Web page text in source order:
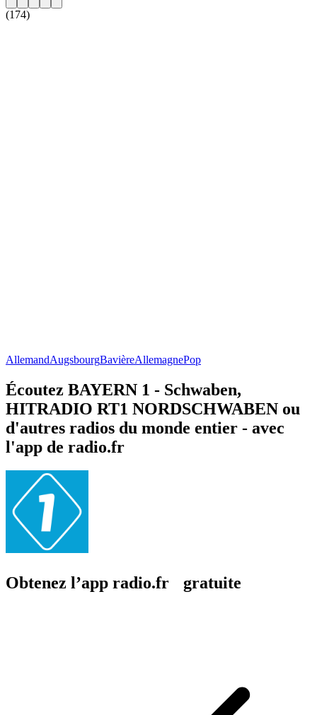
(174)
AllemandAugsbourgBavièreAllemagnePop
Écoutez BAYERN 1 - Schwaben,
HITRADIO RT1 NORDSCHWABEN ou
d'autres radios du monde entier - avec
l'app de radio.fr
Obtenez l’app radio.fr gratuite